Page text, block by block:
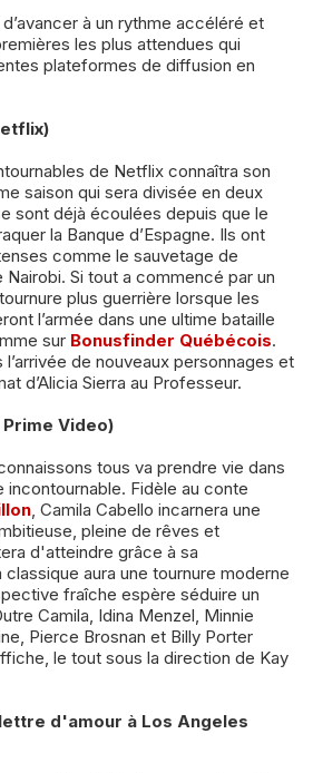
les plus attendues qui
plateformes de diffusion en
de Netflix connaîtra son
saison qui sera divisée en deux
sont déjà écoulées depuis que le
la Banque d’Espagne. Ils ont
comme le sauvetage de
Si tout a commencé par un
plus guerrière lorsque les
l’armée dans une ultime bataille
sur Bonusfinder Québécois.
l’arrivée de nouveaux personnages et
d’Alicia Sierra au Professeur.
Video)
tous va prendre vie dans
incontournable. Fidèle au conte
, Camila Cabello incarnera une
pleine de rêves et
d'atteindre grâce à sa
aura une tournure moderne
fraîche espère séduire un
Camila, Idina Menzel, Minnie
Pierce Brosnan et Billy Porter
le tout sous la direction de Kay
d'amour à Los Angeles